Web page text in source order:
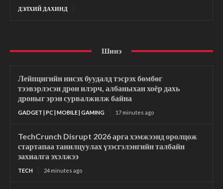
ДЭЛХИЙ ДАХИНД
Шинэ
Лейпцигийн нисэх буудалд тэсрэх бөмбөг
тээвэрлэсэн дрон илэрч, албаныхан хоёр дахь
дроныг эрэн сурвалжилж байна
GADGET | PC | MOBILE | GAMING 17 minutes ago
TechCrunch Disrupt 2026 арга хэмжээнд оролцож
стартапаа танилцуулах үзэсгэлэнгийн талбайн
захиалга эхэлжээ
TECH 24 minutes ago